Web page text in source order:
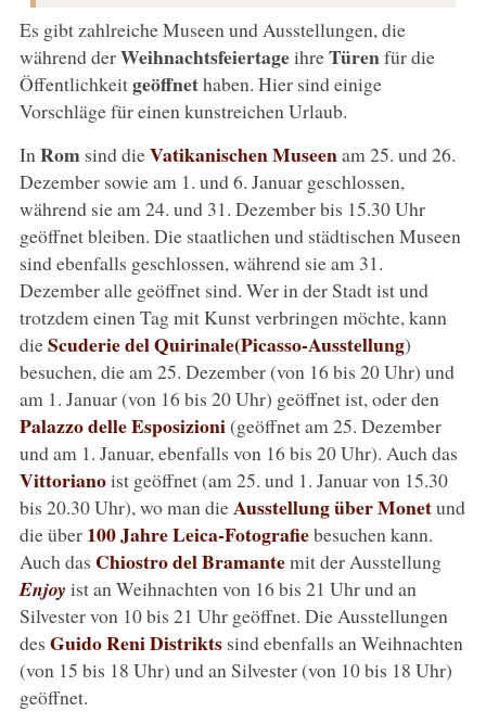
Es gibt zahlreiche Museen und Ausstellungen, die
während derWeihnachtsfeiertageihreTürenfür die
Öffentlichkeitgeöffnethaben. Hier sind einige
Vorschläge für einen kunstreichen Urlaub.
In Rom sind dieVatikanischen Museenam 25. und 26.
Dezember sowie am 1. und 6. Januar geschlossen,
während sie am 24. und 31. Dezember bis 15.30 Uhr
geöffnet bleiben. Die staatlichen und städtischen Museen
sind ebenfalls geschlossen, während sie am 31.
Dezember alle geöffnet sind. Wer in der Stadt ist und
trotzdem einen Tag mit Kunst verbringen möchte, kann
dieScuderie del Quirinale(Picasso-Ausstellung)
besuchen, die am 25. Dezember (von 16 bis 20 Uhr) und
am 1. Januar (von 16 bis 20 Uhr) geöffnet ist, oder den
Palazzo delle Esposizioni(geöffnet am 25. Dezember
und am 1. Januar, ebenfalls von 16 bis 20 Uhr). Auch das
Vittorianoist geöffnet (am 25. und 1. Januar von 15.30
bis 20.30 Uhr), wo man dieAusstellung über Monetund
die über 100 Jahre Leica-Fotografiebesuchen kann.
Auch das Chiostro del Bramantemit der Ausstellung
Enjoy ist an Weihnachten von 16 bis 21 Uhr und an
Silvester von 10 bis 21 Uhr geöffnet. Die Ausstellungen
des Guido Reni Distriktssind ebenfalls an Weihnachten
(von 15 bis 18 Uhr) und an Silvester (von 10 bis 18 Uhr)
geöffnet.